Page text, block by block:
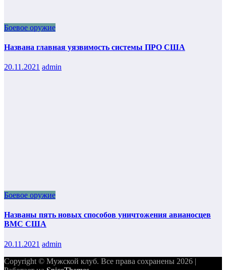
Боевое оружие
Названа главная уязвимость системы ПРО США
20.11.2021 admin
Боевое оружие
Названы пять новых способов уничтожения авианосцев
ВМС США
20.11.2021 admin
Copyright © Мужской клуб. Все права сохранены 2026 |